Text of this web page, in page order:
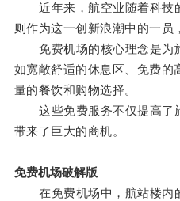
近年来，航空业随着科技
则作为这一创新浪潮中的一员
免费机场的核心理念是为
如宽敞舒适的休息区、免费的
量的餐饮和购物选择。
这些免费服务不仅提高了
带来了巨大的商机。
免费机场破解版
在免费机场中，航站楼内